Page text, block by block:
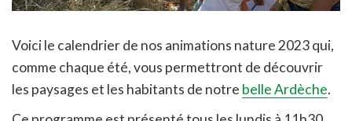
Voici le calendrier de nos animations nature 2023 qui,
comme chaque été, vous permettront de découvrir
les paysages et les habitants de notre belle Ardèche.